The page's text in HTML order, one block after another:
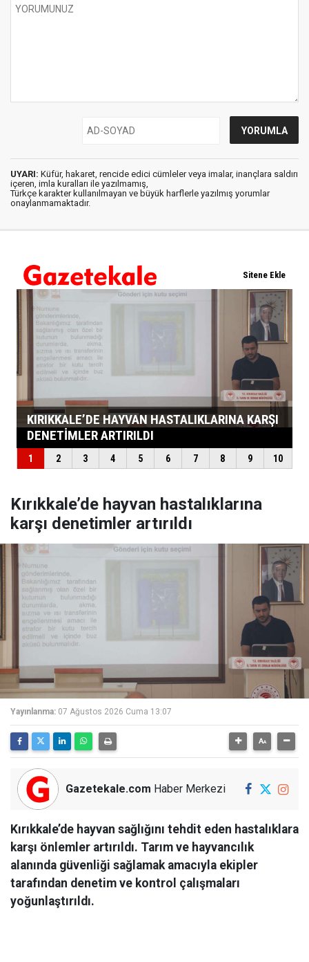
UYARI: Küfür, hakaret, rencide edici cümleler veya imalar, inançlara saldırı
içeren, imla kuralları ile yazılmamış,
Türkçe karakter kullanılmayan ve büyük harflerle yazılmış yorumlar
onaylanmamaktadır.
Kırıkkale’de hayvan hastalıklarına
karşı denetimler artırıldı
Yayınlanma: 07 Ağustos 2026 Cuma 13:07
Gazetekale.com Haber Merkezi
Kırıkkale’de hayvan sağlığını tehdit eden hastalıklara
karşı önlemler artırıldı. Tarım ve hayvancılık
alanında güvenliği sağlamak amacıyla ekipler
tarafından denetim ve kontrol çalışmaları
yoğunlaştırıldı.